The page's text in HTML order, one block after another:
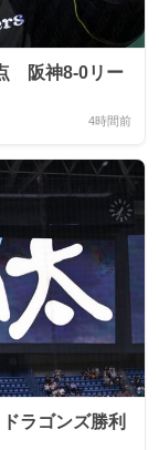
阪神8-0リー
4時間前
ラゴンズ勝利